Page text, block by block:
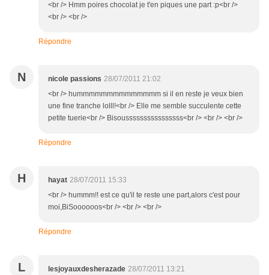
<br /> Hmm poires chocolat je t'en piques une part :p<br />
<br /> <br />
Répondre
N nicole passions 28/07/2011 21:02
<br /> hummmmmmmmmmmmmm si il en reste je veux bien
une fine tranche lolll!<br /> Elle me semble succulente cette
petite tuerie<br /> Bisoussssssssssssssss<br /> <br /> <br />
Répondre
H hayat 28/07/2011 15:33
<br /> hummm!! est ce qu'il te reste une part,alors c'est pour
moi,BiSoooooos<br /> <br /> <br />
Répondre
L lesjoyauxdesherazade 28/07/2011 13:21